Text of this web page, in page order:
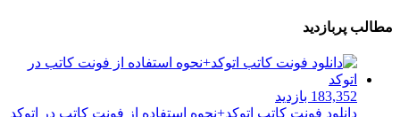
مطالب پربازدید
183,352 بازدید
دانلود فونت کاتب اتوکد+نحوه استفاده از فونت کاتب در اتوکد